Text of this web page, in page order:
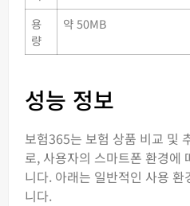
용
량
약 50MB
성능 정보
보험365는 보험 상품 비교 및
로, 사용자의 스마트폰 환경에
니다. 아래는 일반적인 사용
니다.